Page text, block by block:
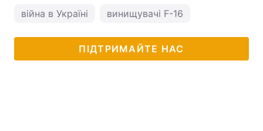
війна в Україні винищувачі F-16
ПІДТРИМАЙТЕ НАС